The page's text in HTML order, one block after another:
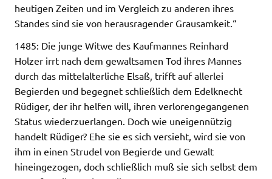
heutigen Zeiten und im Vergleich zu anderen ihres
Standes sind sie von herausragender Grausamkeit.“
1485: Die junge Witwe des Kaufmannes Reinhard
Holzer irrt nach dem gewaltsamen Tod ihres Mannes
durch das mittelalterliche Elsaß, trifft auf allerlei
Begierden und begegnet schließlich dem Edelknecht
Rüdiger, der ihr helfen will, ihren verlorengegangenen
Status wiederzuerlangen. Doch wie uneigennützig
handelt Rüdiger? Ehe sie es sich versieht, wird sie von
ihm in einen Strudel von Begierde und Gewalt
hineingezogen, doch schließlich muß sie sich selbst dem